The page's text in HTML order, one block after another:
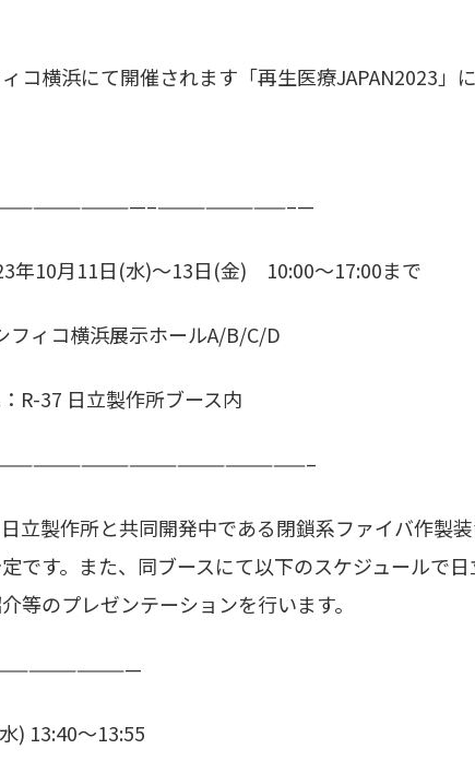
コ横浜にて開催されます「再生医療JAPAN2023」
年10月11日(水)〜13日(金) 10:00〜17:00まで
フィコ横浜展示ホールA/B/C/D
R-37 日立製作所ブース内
立製作所と共同開発中である閉鎖系ファイバ作製
です。また、同ブースにて以下のスケジュールで
等のプレゼンテーションを行います。
) 13:40〜13:55